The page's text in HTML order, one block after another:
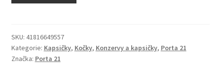
Odpočívadla pro kočky
Pamlsky pro kočky
SKU: 41816649557
Kategorie: Kapsičky, Kočky, Konzervy a kapsičky, Porta 21
Značka: Porta 21